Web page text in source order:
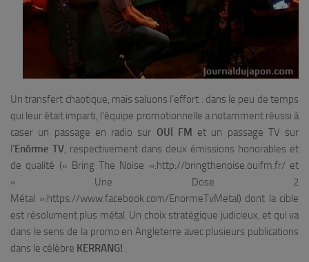
Un transfert chaotique, mais saluons l’effort : dans le peu de temps
qui leur était imparti, l’équipe promotionnelle a notamment réussi à
caser un passage en radio sur OUÏ FM et un passage TV sur
l’Enôrme TV, respectivement dans deux émissions honorables et
de qualité (« Bring The Noise »:http://bringthenoise.ouifm.fr/ et
« Une Dose 2
Métal »:https://www.facebook.com/EnormeTvMetal) dont la cible
est résolument plus métal. Un choix stratégique judicieux, et qui va
dans le sens de la promo en Angleterre avec plusieurs publications
dans le célèbre KERRANG! .